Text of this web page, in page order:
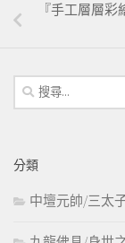
『手工層層
搜
尋
字:
分類
中壇元帥/三太